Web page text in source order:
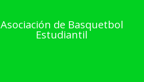
Asociación de Basquetbol
Estudiantil